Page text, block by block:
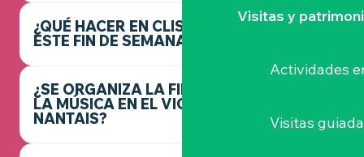
Visitas y
Actividades
Visitas
¿QUÉ HACER EN CLISSON
ESTE FIN DE SEMANA?
¿SE ORGANIZA LA FIESTA DE
LA MÚSICA EN EL VIGNOBLE
NANTAIS?